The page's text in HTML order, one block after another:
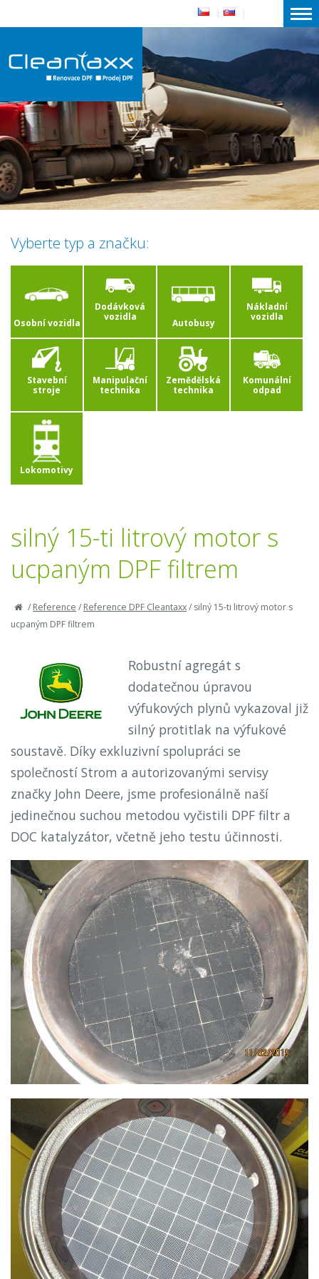
Vyberte typ a značku:
Osobní vozidla
Dodávková
vozidla
Autobusy
Nákladní
vozidla
Stavební
stroje
Manipulační
technika
Zemědělská
technika
Komunální
odpad
Lokomotivy
silný 15-ti litrový motor s
ucpaným DPF filtrem
/Reference /Reference DPF Cleantaxx/silný 15-ti litrový motor s
ucpaným DPF filtrem
Robustní agregát s
dodatečnou úpravou
výfukových plynů vykazoval již
silný protitlak na výfukové
soustavě. Díky exkluzivní spolupráci se
společností Strom a autorizovanými servisy
značky John Deere, jsme profesionálně naší
jedinečnou suchou metodou vyčistili DPF filtr a
DOC katalyzátor, včetně jeho testu účinnosti.